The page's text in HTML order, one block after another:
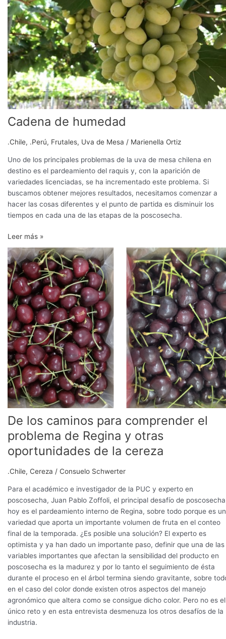
Cadena de humedad
.Chile, .Perú, Frutales, Uva de Mesa / Marienella Ortiz
Uno de los principales problemas de la uva de mesa chilena en
destino es el pardeamiento del raquis y, con la aparición de
variedades licenciadas, se ha incrementado este problema. Si
buscamos obtener mejores resultados, necesitamos comenzar a
hacer las cosas diferentes y el punto de partida es disminuir los
tiempos en cada una de las etapas de la poscosecha.
humedad
Leer más »
De los caminos para comprender el
problema de Regina y otras
oportunidades de la cereza
.Chile, Cereza / Consuelo Schwerter
Para el académico e investigador de la PUC y experto en
poscosecha, Juan Pablo Zoffoli, el principal desafío de poscosecha
hoy es el pardeamiento interno de Regina, sobre todo porque es
variedad que aporta un importante volumen de fruta en el conteo
final de la temporada. ¿Es posible una solución? El experto es
optimista y ya han dado un importante paso, definir que una de las
variables importantes que afectan la sensibilidad del producto en
poscosecha es la madurez y por lo tanto el seguimiento de ésta
durante el proceso en el árbol termina siendo gravitante, sobre
en el caso del color donde existen otros aspectos del manejo
agronómico que altera como se consigue dicho color. Pero no es el
único reto y en esta entrevista desmenuza los otros desafíos de la
industria.
De
los
caminos
para
comprender
el
problema
de
Regina
y
otras
oportunidades
de
la
cereza